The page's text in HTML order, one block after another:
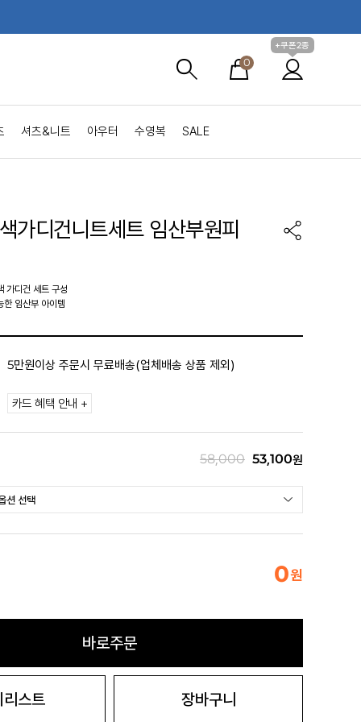
0
+쿠폰2종
셔츠&니트 아우터 수영복 SALE
가디건니트세트 임산부원피
가디건 세트 구성
한 임산부 아이템
5만원이상 주문시 무료배송(업체배송 상품 제외)
카드 혜택 안내 +
58,000 53,100원
0원
바로주문
리스트 장바구니